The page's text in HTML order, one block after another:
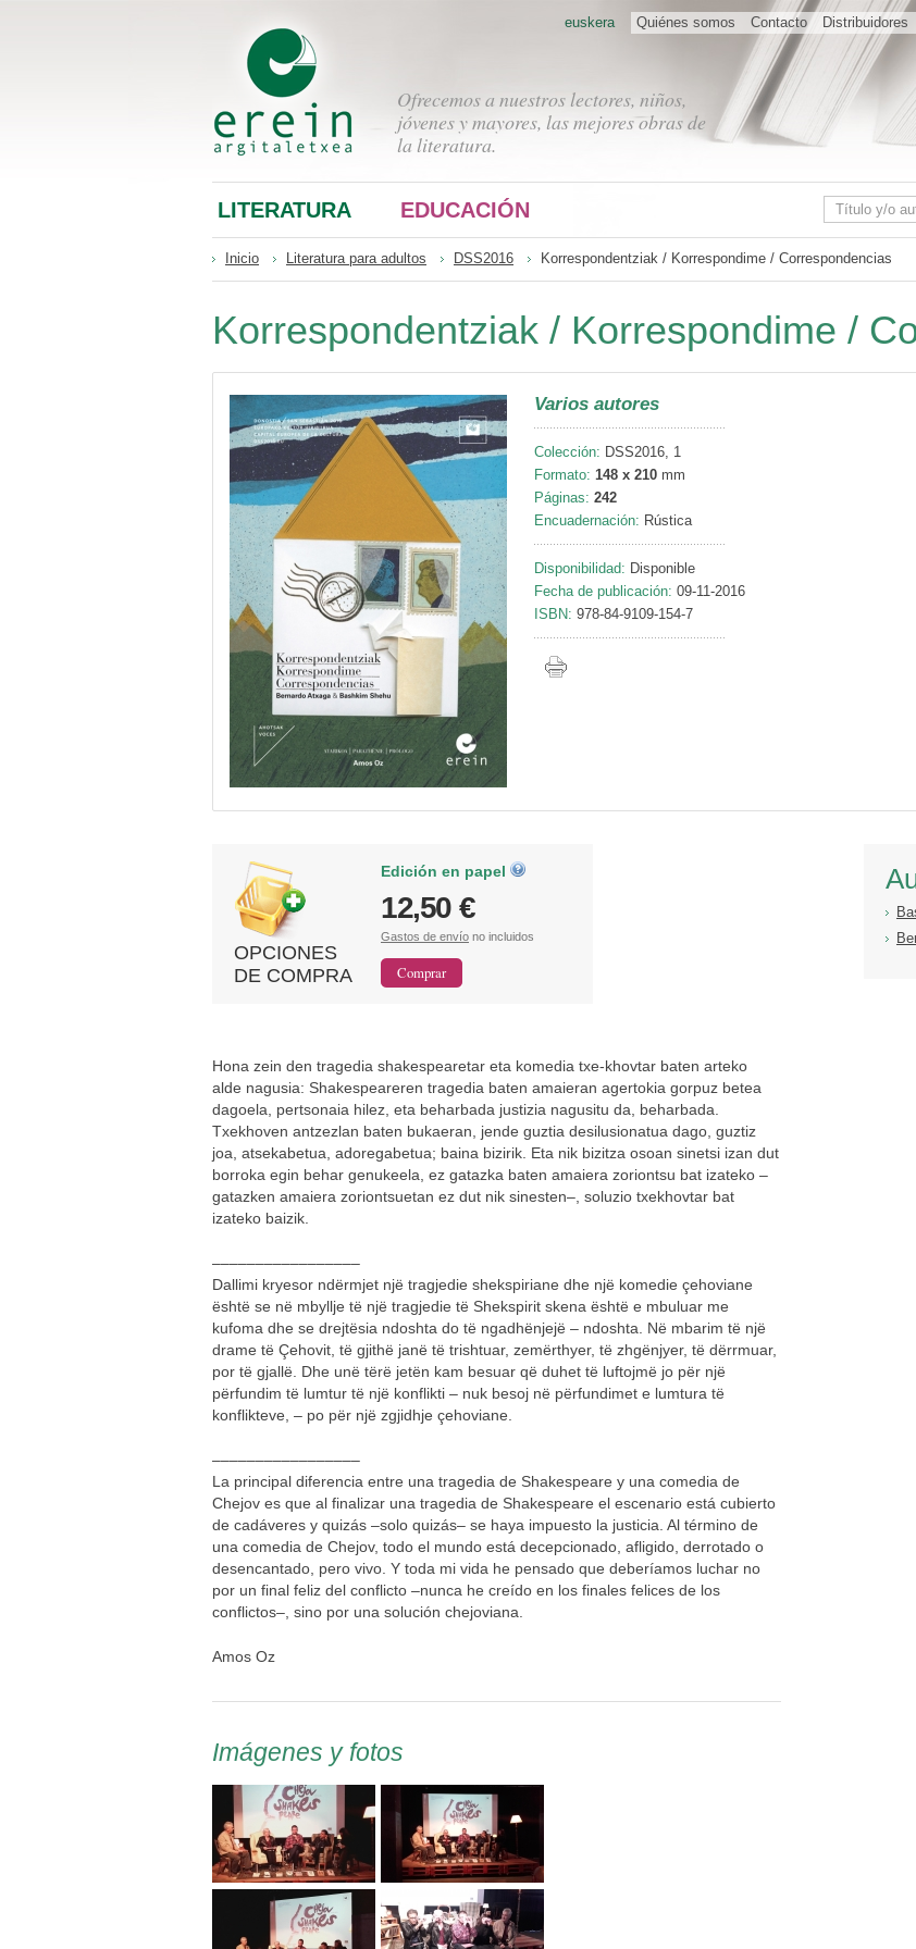
Ofrecemos a nuestros lectores, niños,
jóvenes y mayores, las mejores obras de
la literatura.
Quiénes somos Contacto Distribuidores
euskera
LITERATURA EDUCACIÓN
Inicio Literatura para adultos DSS2016 Korrespondentziak / Korrespondime / Correspondencias
Korrespondentziak / Korrespondime /
Varios autores
Colección: DSS2016, 1
Formato: 148 x 210 mm
Páginas: 242
Encuadernación: Rústica
Disponibilidad: Disponible
Fecha de publicación: 09-11-2016
ISBN: 978-84-9109-154-7
OPCIONES
DE COMPRA
Edición en papel
12,50 €
Gastos de envío no incluidos
Hona zein den tragedia shakespearetar eta komedia txe-khovtar baten arteko
alde nagusia: Shakespeareren tragedia baten amaieran agertokia gorpuz betea
dagoela, pertsonaia hilez, eta beharbada justizia nagusitu da, beharbada.
Txekhoven antzezlan baten bukaeran, jende guztia desilusionatua dago, guztiz
joa, atsekabetua, adoregabetua; baina bizirik. Eta nik bizitza osoan sinetsi izan dut
borroka egin behar genukeela, ez gatazka baten amaiera zoriontsu bat izateko –
gatazken amaiera zoriontsuetan ez dut nik sinesten–, soluzio txekhovtar bat
izateko baizik.
–––––––––––––––––
Dallimi kryesor ndërmjet një tragjedie shekspiriane dhe një komedie çehoviane
është se në mbyllje të një tragjedie të Shekspirit skena është e mbuluar me
kufoma dhe se drejtësia ndoshta do të ngadhënjejë – ndoshta. Në mbarim të një
drame të Çehovit, të gjithë janë të trishtuar, zemërthyer, të zhgënjyer, të dërrmuar,
por të gjallë. Dhe unë tërë jetën kam besuar që duhet të luftojmë jo për një
përfundim të lumtur të një konflikti – nuk besoj në përfundimet e lumtura të
konflikteve, – po për një zgjidhje çehoviane.
–––––––––––––––––
La principal diferencia entre una tragedia de Shakespeare y una comedia de
Chejov es que al finalizar una tragedia de Shakespeare el escenario está cubierto
de cadáveres y quizás –solo quizás– se haya impuesto la justicia. Al término de
una comedia de Chejov, todo el mundo está decepcionado, afligido, derrotado o
desencantado, pero vivo. Y toda mi vida he pensado que deberíamos luchar no
por un final feliz del conflicto –nunca he creído en los finales felices de los
conflictos–, sino por una solución chejoviana.
Amos Oz
Imágenes y fotos